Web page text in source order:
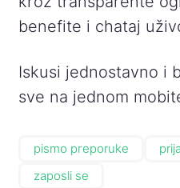
benefite i chataj
Iskusi jednostavno i
sve na jednom
pismo preporuke
zaposli se